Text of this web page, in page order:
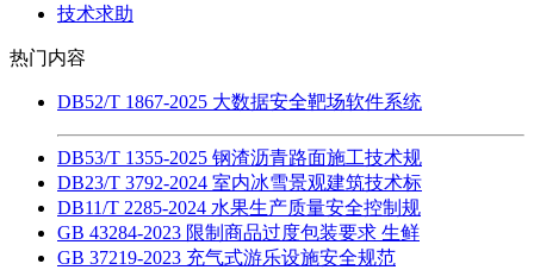
技术求助
热门内容
DB52/T 1867-2025 大数据安全靶场软件系统
DB53/T 1355-2025 钢渣沥青路面施工技术规
DB23/T 3792-2024 室内冰雪景观建筑技术标
DB11/T 2285-2024 水果生产质量安全控制规
GB 43284-2023 限制商品过度包装要求 生鲜
GB 37219-2023 充气式游乐设施安全规范